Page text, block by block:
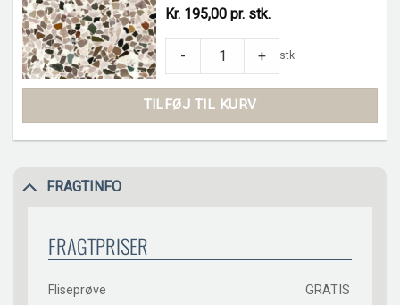
FRAGTINFO
FRAGTPRISER
Fliseprøve GRATIS
Kr. 195,00 pr. stk.
EV 2014 REDENTORE sokkelflise 7,5x40
- + stk.
TILFØJ TIL KURV